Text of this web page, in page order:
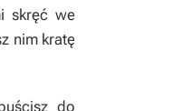
skręć we
nim kratę
do